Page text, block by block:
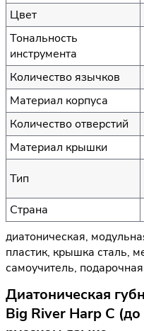
Цвет
Тональность
инструмента
Количество язычков
Материал корпуса
Количество отверстий
Материал крышки
Тип
Страна
диатоническая,
пластик, крышка сталь,
самоучитель,
Диатоническая
Big River Harp C